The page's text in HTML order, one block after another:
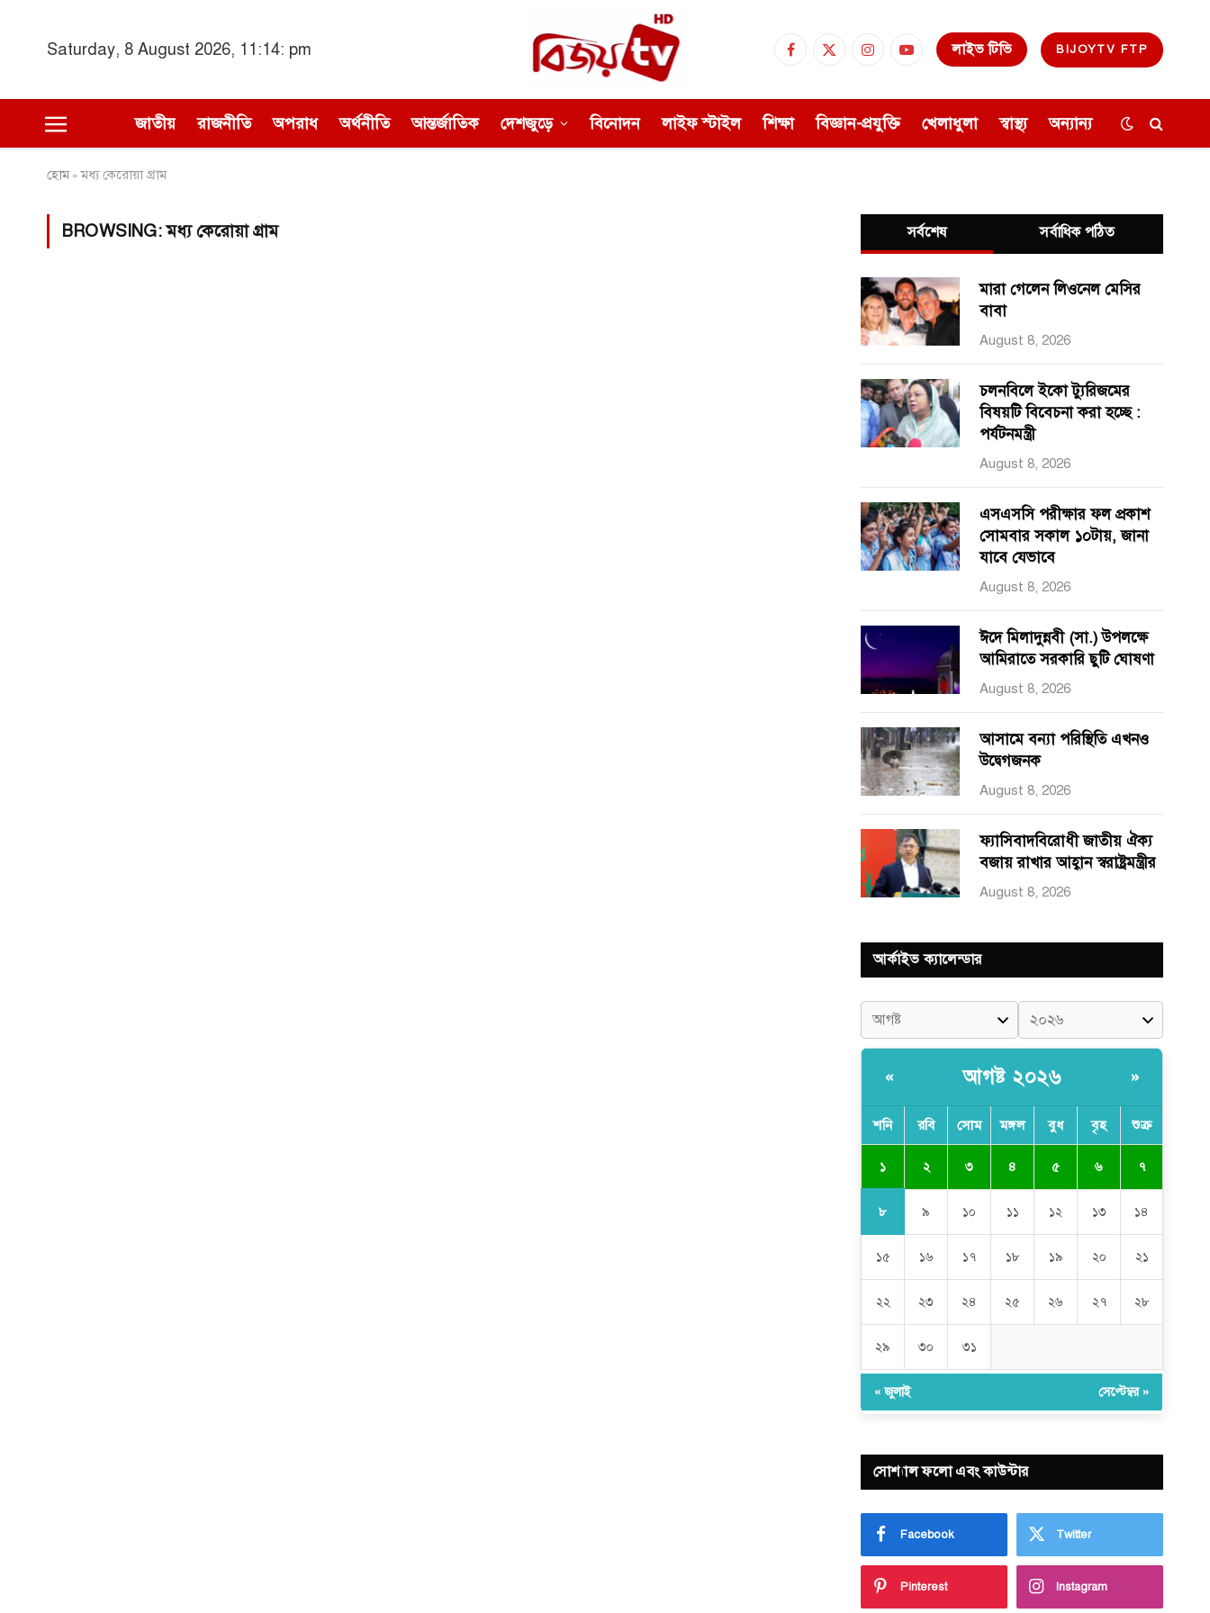
Saturday, 8 August 2026, 11:14: pm Facebook
X
InstagramYouTubeলাইভ টিভি BIJOYTV FTP
জাতীয় রাজনীতি অপরাধ অর্থনীতি আন্তর্জাতিক দেশজুড়ে বিনোদন লাইফ স্টাইল শিক্ষা বিজ্ঞান-প্রযুক্তি খেলাধুলা স্বাস্থ্য অন্যান্য
হোম»মধ্য কেরোয়া গ্রাম
BROWSING:মধ্য কেরোয়া গ্রাম সর্বশেষ সর্বাধিক পঠিত
মারা গেলেন লিওনেল মেসির
বাবা
August 8, 2026
চলনবিলে ইকো ট্যুরিজমের
বিষয়টি বিবেচনা করা হচ্ছে :
পর্যটনমন্ত্রী
August 8, 2026
এসএসসি পরীক্ষার ফল প্রকাশ
সোমবার সকাল ১০টায়, জানা
যাবে যেভাবে
August 8, 2026
ঈদে মিলাদুন্নবী (সা.) উপলক্ষে
আমিরাতে সরকারি ছুটি ঘোষণা
August 8, 2026
আসামে বন্যা পরিস্থিতি এখনও
উদ্বেগজনক
August 8, 2026
ফ্যাসিবাদবিরোধী জাতীয় ঐক্য
বজায় রাখার আহ্বান স্বরাষ্ট্রমন্ত্রীর
August 8, 2026
আর্কাইভ ক্যালেন্ডার
« আগষ্ট ২০২৬ »
শনি রবি সোম মঙ্গল বুধ বৃহ শুক্র
১ ২ ৩ ৪ ৫ ৬ ৭
৮ ৯ ১০ ১১ ১২ ১৩ ১৪
১৫ ১৬ ১৭ ১৮ ১৯ ২০ ২১
২২ ২৩ ২৪ ২৫ ২৬ ২৭ ২৮
২৯ ৩০ ৩১
« জুলাই সেপ্টেম্বর »
সোশ্যাল ফলো এবং কাউন্টার
Facebook Twitter
Pinterest Instagram